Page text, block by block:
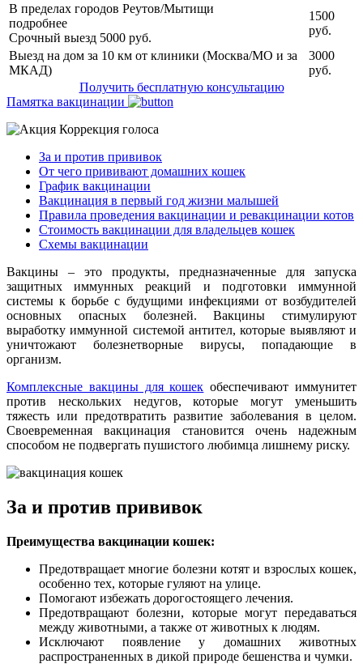
В пределах городов Реутов/Мытищи
подробнее
Срочный выезд 5000 руб.
1500
руб.
Выезд на дом за 10 км от клиники (Москва/МО и за
МКАД)
3000
руб.
Получить бесплатную консультацию
Памятка вакцинации
За и против прививок
От чего прививают домашних кошек
График вакцинации
Вакцинация в первый год жизни малышей
Правила проведения вакцинации и ревакцинации котов
Стоимость вакцинации для владельцев кошек
Схемы вакцинации
Вакцины – это продукты, предназначенные для запуска
защитных иммунных реакций и подготовки иммунной
системы к борьбе с будущими инфекциями от возбудителей
основных опасных болезней. Вакцины стимулируют
выработку иммунной системой антител, которые выявляют и
уничтожают болезнетворные вирусы, попадающие в
организм.
Комплексные вакцины для кошек обеспечивают иммунитет
против нескольких недугов, которые могут уменьшить
тяжесть или предотвратить развитие заболевания в целом.
Своевременная вакцинация становится очень надежным
способом не подвергать пушистого любимца лишнему риску.
За и против прививок
Преимущества вакцинации кошек:
Предотвращает многие болезни котят и взрослых кошек,
особенно тех, которые гуляют на улице.
Помогают избежать дорогостоящего лечения.
Предотвращают болезни, которые могут передаваться
между животными, а также от животных к людям.
Исключают появление у домашних животных
распространенных в дикой природе бешенства и чумки.